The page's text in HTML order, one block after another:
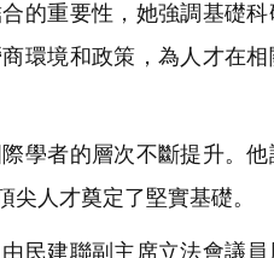
的重要性，她強調基礎
環境和政策，為人才在
學者的層次不斷提升。
人才奠定了堅實基礎。
民建聯副主席立法會議